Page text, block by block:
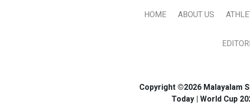
HOME ABOUT US
Copyright ©2026 Malayalam
Today | World